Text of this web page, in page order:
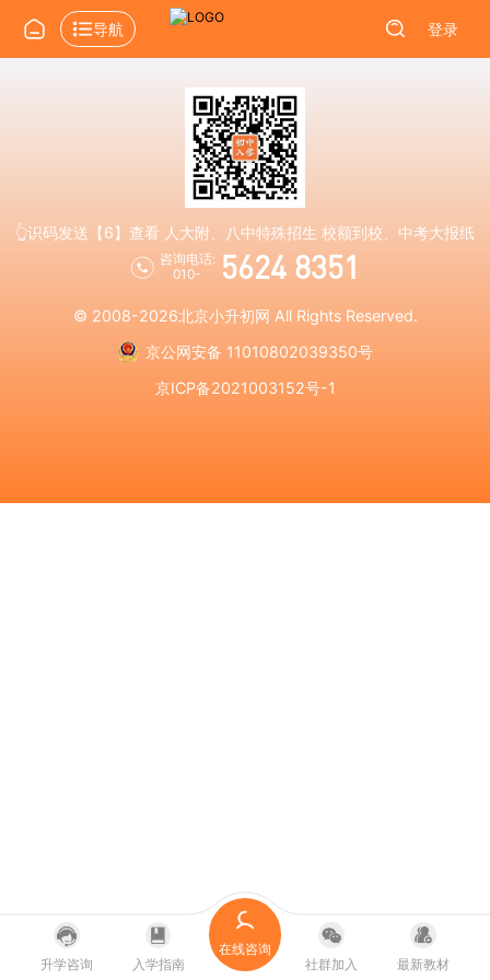
导航 登录
👆识码发送【6】查看 人大附、八中特殊招生 校额到校、中考大报纸
咨询电话:
010-
5624 8351
© 2008-2026北京小升初网 All Rights Reserved.
京公网安备 11010802039350号
京ICP备2021003152号-1
升学咨询 入学指南
在线咨询
社群加入
最新教材